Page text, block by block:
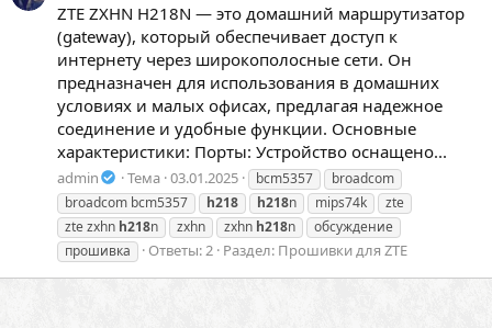
ZTE ZXHN H218N — это домашний маршрутизатор
(gateway), который обеспечивает доступ к
интернету через широкополосные сети. Он
предназначен для использования в домашних
условиях и малых офисах, предлагая надежное
соединение и удобные функции. Основные
характеристики: Порты: Устройство оснащено...
admin Тема 03.01.2025 bcm5357
broadcom
broadcom bcm5357
h218 h218n mips74k
zte
zte zxhn h218n zxhn zxhn h218n
обсуждение
прошивка
Ответы: 2 Раздел: Прошивки для ZTE